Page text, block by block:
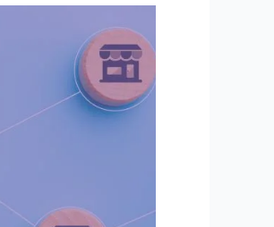
الامتياز
التجاري